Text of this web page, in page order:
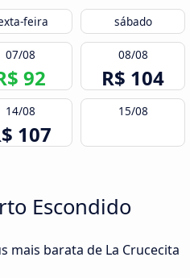
feira sábado
07/08
92
08/08
R$ 104
14/08
107
15/08
Escondido
mais barata de La Crucecita